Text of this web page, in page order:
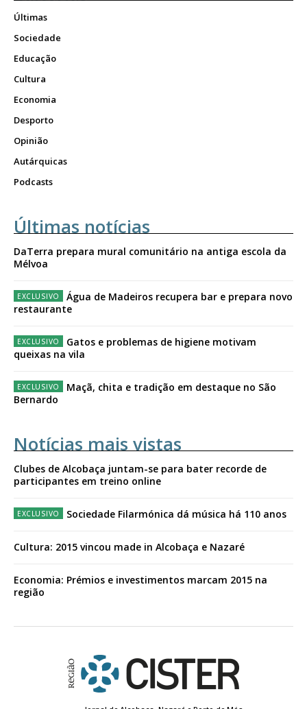
Últimas
Sociedade
Educação
Cultura
Economia
Desporto
Opinião
Autárquicas
Podcasts
Últimas notícias
DaTerra prepara mural comunitário na antiga escola da
Mélvoa
Água de Madeiros recupera bar e prepara novo
restaurante
Gatos e problemas de higiene motivam
queixas na vila
Maçã, chita e tradição em destaque no São
Bernardo
Notícias mais vistas
Clubes de Alcobaça juntam-se para bater recorde de
participantes em treino online
Sociedade Filarmónica dá música há 110 anos
Cultura: 2015 vincou made in Alcobaça e Nazaré
Economia: Prémios e investimentos marcam 2015 na
região